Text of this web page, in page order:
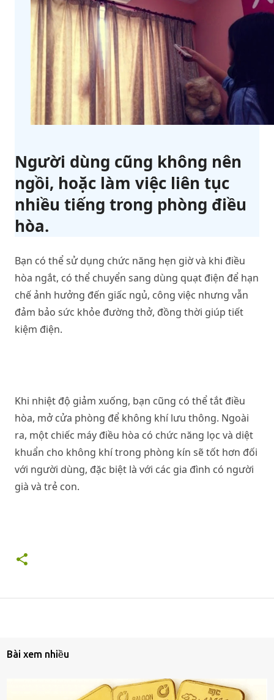
Người dùng cũng không nên
ngồi, hoặc làm việc liên tục
nhiều tiếng trong phòng điều
hòa.
Bạn có thể sử dụng chức năng hẹn giờ và khi điều
hòa ngắt, có thể chuyển sang dùng quạt điện để hạn
chế ảnh hưởng đến giấc ngủ, công việc nhưng vẫn
đảm bảo sức khỏe đường thở, đồng thời giúp tiết
kiệm điện.
Khi nhiệt độ giảm xuống, bạn cũng có thể tắt điều
hòa, mở cửa phòng để không khí lưu thông. Ngoài
ra, một chiếc máy điều hòa có chức năng lọc và diệt
khuẩn cho không khí trong phòng kín sẽ tốt hơn đối
với người dùng, đặc biệt là với các gia đình có người
già và trẻ con.
Bài xem nhiều